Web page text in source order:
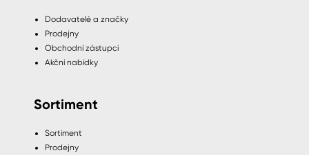
Dodavatelé a značky
Prodejny
Obchodní zástupci
Akční nabídky
Sortiment
Sortiment
Prodejny